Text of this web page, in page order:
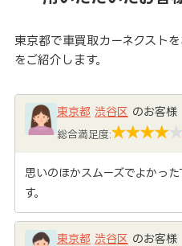
東京都で車買取カーネクスト
をご紹介します。
東京都 渋谷区 のお客様
総合満足度:
思いのほかスムーズでよかっ
す。
東京都 渋谷区 のお客様